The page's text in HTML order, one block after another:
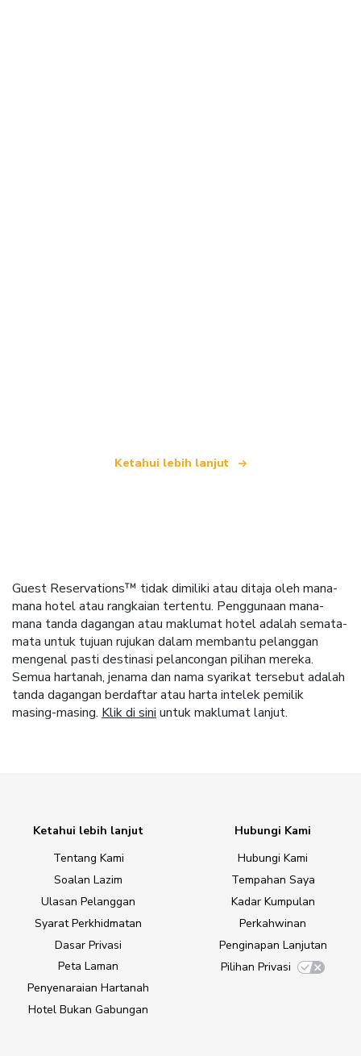
Ketahui lebih lanjut
Guest Reservations™ tidak dimiliki atau ditaja oleh mana-
mana hotel atau rangkaian tertentu. Penggunaan mana-
mana tanda dagangan atau maklumat hotel adalah semata-
mata untuk tujuan rujukan dalam membantu pelanggan
mengenal pasti destinasi pelancongan pilihan mereka.
Semua hartanah, jenama dan nama syarikat tersebut adalah
tanda dagangan berdaftar atau harta intelek pemilik
masing-masing. Klik di sini untuk maklumat lanjut.
Ketahui lebih lanjut
Tentang Kami
Soalan Lazim
Ulasan Pelanggan
Syarat Perkhidmatan
Dasar Privasi
Peta Laman
Penyenaraian Hartanah
Hotel Bukan Gabungan
Hubungi Kami
Hubungi Kami
Tempahan Saya
Kadar Kumpulan
Perkahwinan
Penginapan Lanjutan
Pilihan Privasi